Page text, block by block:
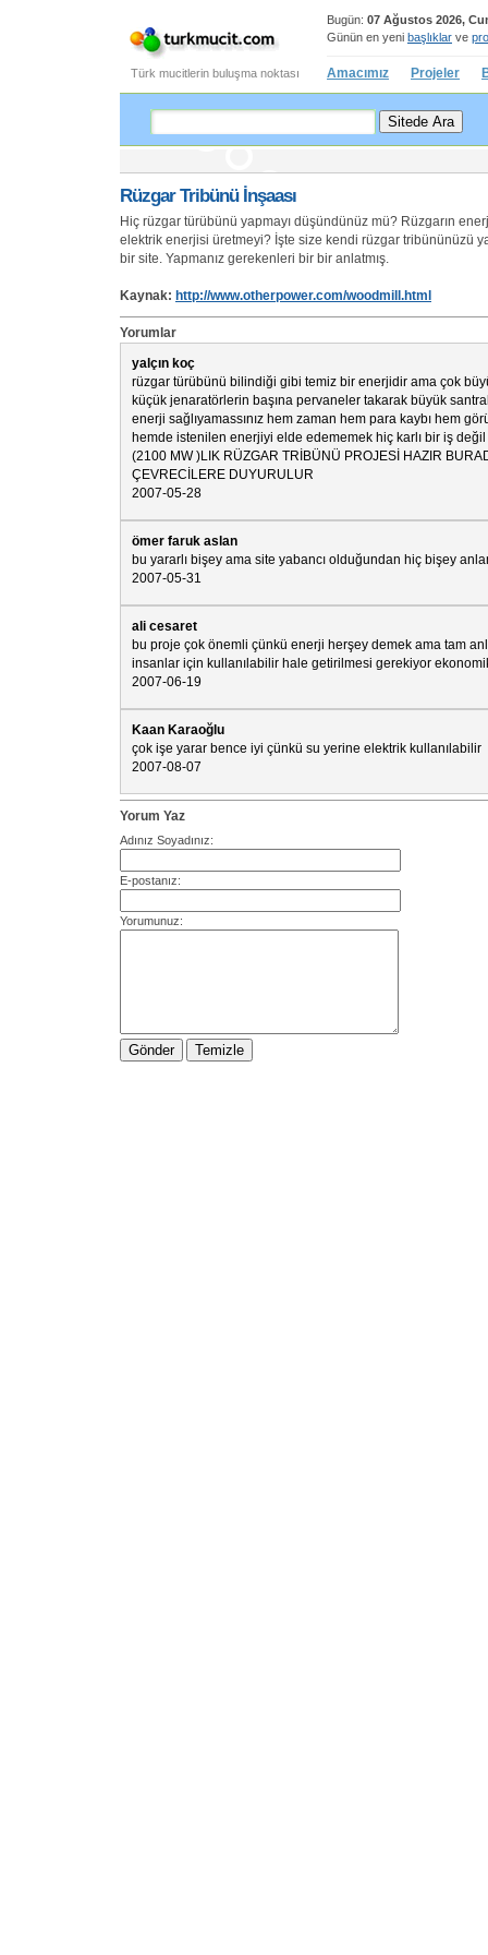
Bugün: 07 Ağustos 2026,
Günün en yeni başlıklar ve
Türk mucitlerin buluşma noktası Amacımız Projeler
Rüzgar Tribünü İnşaası
Hiç rüzgar türübünü yapmayı düşündünüz mü? Rüzgarın
elektrik enerjisi üretmeyi? İşte size kendi rüzgar tribününüzü
bir site. Yapmanız gerekenleri bir bir anlatmış.
Kaynak: http://www.otherpower.com/woodmill.html
Yorumlar
yalçın koç
rüzgar türübünü bilindiği gibi temiz bir enerjidir ama çok
küçük jenaratörlerin başına pervaneler takarak büyük
enerji sağlıyamassınız hem zaman hem para kaybı hem
hemde istenilen enerjiyi elde edememek hiç karlı bir iş
(2100 MW )LIK RÜZGAR TRİBÜNÜ PROJESİ HAZIR
ÇEVRECİLERE DUYURULUR
2007-05-28
ömer faruk aslan
bu yararlı bişey ama site yabancı olduğundan hiç bişey
2007-05-31
ali cesaret
bu proje çok önemli çünkü enerji herşey demek ama tam
insanlar için kullanılabilir hale getirilmesi gerekiyor
2007-06-19
Kaan Karaoğlu
çok işe yarar bence iyi çünkü su yerine elektrik kullanılabilir
2007-08-07
Yorum Yaz
Adınız Soyadınız:
E-postanız:
Yorumunuz: